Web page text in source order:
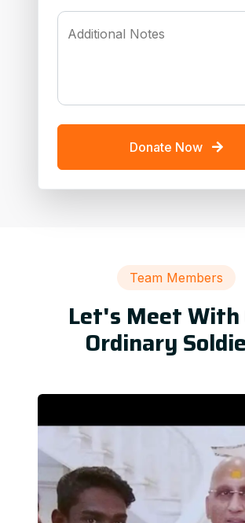
Additional Notes
Donate Now
Team Members
Let's Meet With
Ordinary